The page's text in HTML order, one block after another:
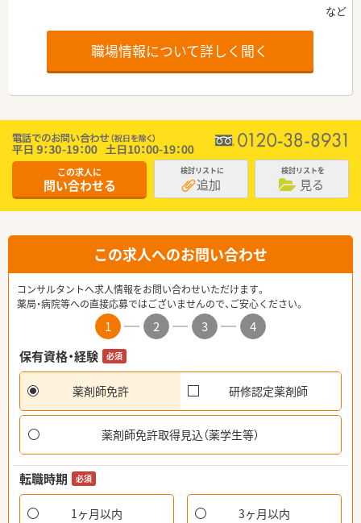
職場情報について詳しく聞く
この求人に
問い合わせる
検討リストに
追加
検討リストを
見る
この求人へのお問い合わせ
コンサルタントへ求人情報をお問い合わせいただけます。
薬局・病院等への直接応募ではございませんので、ご安心ください。
1 2 3
4
保有資格・経験
必須
薬剤師免許 研修認定薬剤師
薬剤師免許取得見込（薬学生等）
転職時期 必須
1ヶ月以内 3ヶ月以内